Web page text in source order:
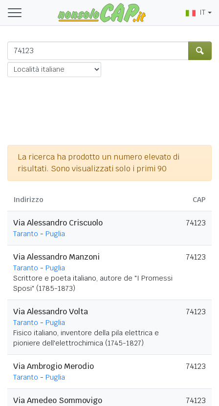
IT
La ricerca ha prodotto un numero elevato di
risultati. Sono visualizzati solo i primi 90
Indirizzo CAP
Via Alessandro Criscuolo
Taranto - Puglia
74123
Via Alessandro Manzoni
Taranto - Puglia
Scrittore e poeta italiano, autore de "I Promessi
Sposi" (1785-1873)
74123
Via Alessandro Volta
Taranto - Puglia
Fisico italiano, inventore della pila elettrica e
pioniere dell'elettrochimica (1745-1827)
74123
Via Ambrogio Merodio
Taranto - Puglia
74123
Via Amedeo Sommovigo 74123